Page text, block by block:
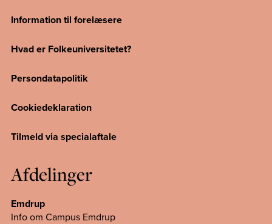
Information til forelæsere
Hvad er Folkeuniversitetet?
Persondatapolitik
Cookiedeklaration
Tilmeld via specialaftale
Afdelinger
Emdrup
Info om Campus Emdrup